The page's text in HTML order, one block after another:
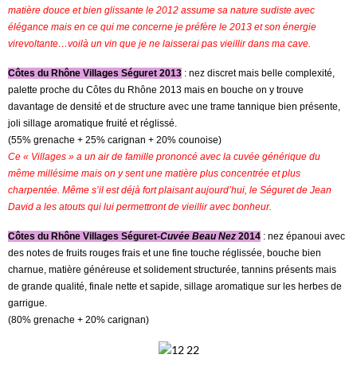
matière douce et bien glissante le 2012 assume sa nature sudiste avec
élégance mais en ce qui me concerne je préfère le 2013 et son énergie
virevoltante…voilà un vin que je ne laisserai pas vieillir dans ma cave.
Côtes du Rhône Villages Séguret 2013 : nez discret mais belle complexité,
palette proche du Côtes du Rhône 2013 mais en bouche on y trouve
davantage de densité et de structure avec une trame tannique bien présente,
joli sillage aromatique fruité et réglissé.
(55% grenache + 25% carignan + 20% counoise)
Ce « Villages » a un air de famille prononcé avec la cuvée générique du
même millésime mais on y sent une matière plus concentrée et plus
charpentée. Même s’il est déjà fort plaisant aujourd’hui, le Séguret de Jean
David a les atouts qui lui permettront de vieillir avec bonheur.
Côtes du Rhône Villages Séguret-Cuvée Beau Nez 2014 : nez épanoui avec
des notes de fruits rouges frais et une fine touche réglissée, bouche bien
charnue, matière généreuse et solidement structurée, tannins présents mais
de grande qualité, finale nette et sapide, sillage aromatique sur les herbes de
garrigue.
(80% grenache + 20% carignan)